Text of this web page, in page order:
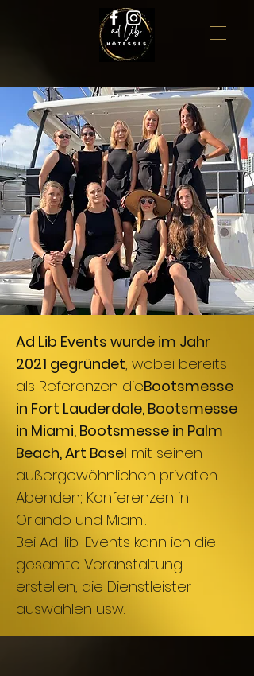
Ad Lib Events wurde im Jahr
2021 gegründet, wobei bereits
als Referenzen dieBootsmesse
in Fort Lauderdale, Bootsmesse
in Miami, Bootsmesse in Palm
Beach, Art Basel mit seinen
außergewöhnlichen privaten
Abenden; Konferenzen in
Orlando und Miami.
Bei Ad-lib-Events kann ich die
gesamte Veranstaltung
erstellen, die Dienstleister
auswählen usw.